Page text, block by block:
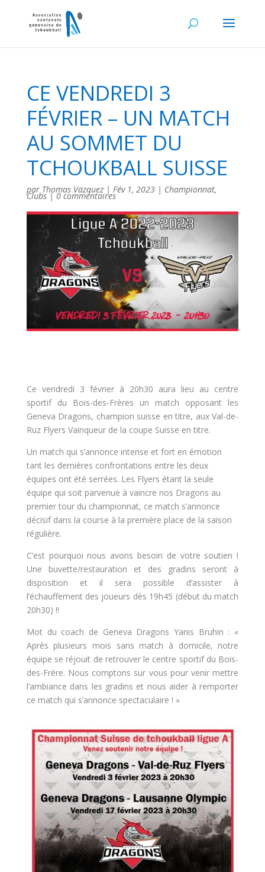
CE VENDREDI 3
FÉVRIER – UN MATCH
AU SOMMET DU
TCHOUKBALL SUISSE
par Thomas Vazquez| Fév 1, 2023| Championnat,
Clubs|0 commentaires
Ce vendredi 3 février à 20h30 aura lieu au centre
sportif du Bois-des-Frères un match opposant les
Geneva Dragons, champion suisse en titre, aux Val-de-
Ruz Flyers Vainqueur de la coupe Suisse en titre.
Un match qui s’annonce intense et fort en émotion
tant les dernières confrontations entre les deux
équipes ont été serrées. Les Flyers étant la seule
équipe qui soit parvenue à vaincre nos Dragons au
premier tour du championnat, ce match s’annonce
décisif dans la course à la première place de la saison
régulière.
C’est pourquoi nous avons besoin de votre soutien !
Une buvette/restauration et des gradins seront à
disposition et il sera possible d’assister à
l’échauffement des joueurs dès 19h45 (début du match
20h30) !!
Mot du coach de Geneva Dragons Yanis Bruhin : «
Après plusieurs mois sans match à domicile, notre
équipe se réjouit de retrouver le centre sportif du Bois-
des-Frère. Nous comptons sur vous pour venir mettre
l’ambiance dans les gradins et nous aider à remporter
ce match qui s’annonce spectaculaire ! »